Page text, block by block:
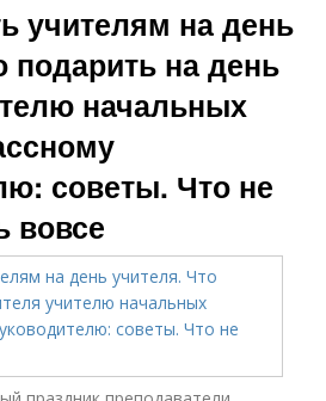
учителям на день
подарить на день
начальных
советы. Что не
вовсе